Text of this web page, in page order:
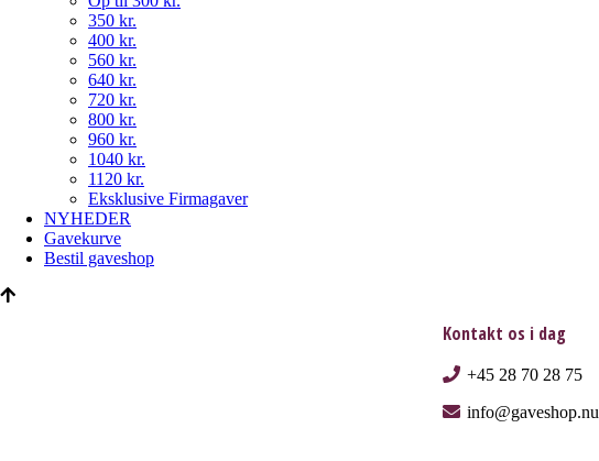
350 kr.
400 kr.
560 kr.
640 kr.
720 kr.
800 kr.
960 kr.
1040 kr.
1120 kr.
Eksklusive Firmagaver
NYHEDER
Gavekurve
Bestil gaveshop
Kontakt os i dag
+45 28 70 28 75
info@gaveshop.nu